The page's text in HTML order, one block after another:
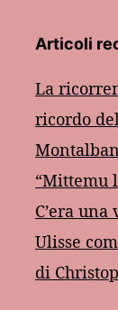
Articoli
La
ricordo
“Mittemu
C’era
Ulisse
di